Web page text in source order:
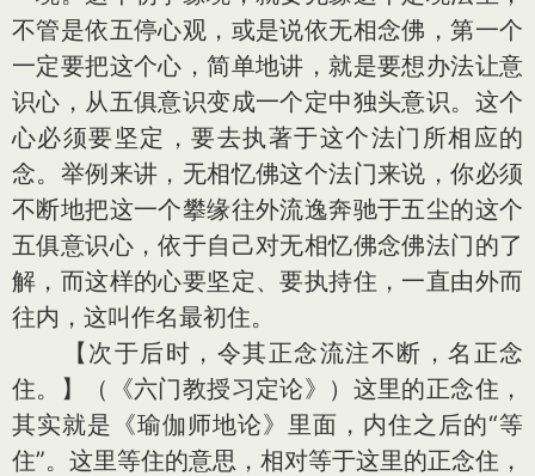
不管是依五停心观，或是说依无相念佛，第一个
一定要把这个心，简单地讲，就是要想办法让意
识心，从五俱意识变成一个定中独头意识。这个
心必须要坚定，要去执著于这个法门所相应的
念。举例来讲，无相忆佛这个法门来说，你必须
不断地把这一个攀缘往外流逸奔驰于五尘的这个
五俱意识心，依于自己对无相忆佛念佛法门的了
解，而这样的心要坚定、要执持住，一直由外而
往内，这叫作名最初住。
【次于后时，令其正念流注不断，名正念
住。】（《六门教授习定论》）这里的正念住，
其实就是《瑜伽师地论》里面，内住之后的“等
住”。这里等住的意思，相对等于这里的正念住，